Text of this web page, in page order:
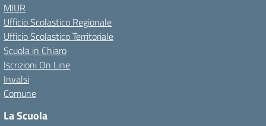
MIUR
Ufficio Scolastico Regionale
Ufficio Scolastico Territoriale
Scuola in Chiaro
Iscrizioni On Line
Invalsi
Comune
La Scuola